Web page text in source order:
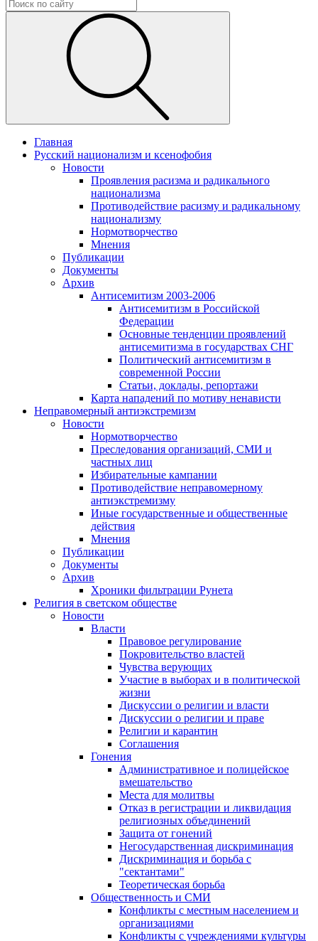
Главная
Русский национализм и ксенофобия
Новости
Проявления расизма и радикального
национализма
Противодействие расизму и радикальному
национализму
Нормотворчество
Мнения
Публикации
Документы
Архив
Антисемитизм 2003-2006
Антисемитизм в Российской
Федерации
Основные тенденции проявлений
антисемитизма в государствах СНГ
Политический антисемитизм в
современной России
Статьи, доклады, репортажи
Карта нападений по мотиву ненависти
Неправомерный антиэкстремизм
Новости
Нормотворчество
Преследования организаций, СМИ и
частных лиц
Избирательные кампании
Противодействие неправомерному
антиэкстремизму
Иные государственные и общественные
действия
Мнения
Публикации
Документы
Архив
Хроники фильтрации Рунета
Религия в светском обществе
Новости
Власти
Правовое регулирование
Покровительство властей
Чувства верующих
Участие в выборах и в политической
жизни
Дискуссии о религии и власти
Дискуссии о религии и праве
Религии и карантин
Соглашения
Гонения
Административное и полицейское
вмешательство
Места для молитвы
Отказ в регистрации и ликвидация
религиозных объединений
Защита от гонений
Негосударственная дискриминация
Дискриминация и борьба с
"сектантами"
Теоретическая борьба
Общественность и СМИ
Конфликты с местным населением и
организациями
Конфликты с учреждениями культуры